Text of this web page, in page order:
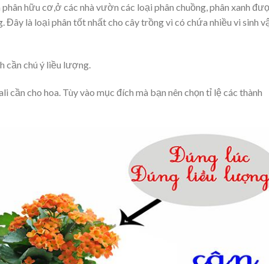
hữu cơ,ở các nhà vườn các loại phân chuồng, phân xanh
Đây là loại phân tốt nhất cho cây trồng vì có chứa nhiều vi sinh
cần chú ý liều lượng.
cần cho hoa. Tùy vào mục đích mà bạn nên chọn tỉ lệ các thành